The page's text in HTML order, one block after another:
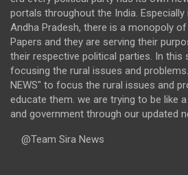
portals throughout the India. Especially
Andha Pradesh, there is a monopoly
Papers and they are serving their
their respective political parties. In this
focusing the rural issues and
NEWS" to focus the rural issues and
educate them. we are trying to be like
and government through our updated
@Team Sira News